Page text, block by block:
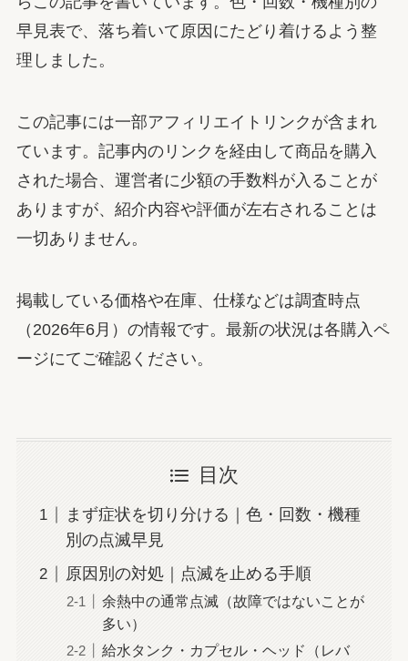
早見表で、落ち着いて原因にたどり着けるよう整
理しました。
この記事には一部アフィリエイトリンクが含まれ
ています。記事内のリンクを経由して商品を購入
された場合、運営者に少額の手数料が入ることが
ありますが、紹介内容や評価が左右されることは
一切ありません。
掲載している価格や在庫、仕様などは調査時点
（2026年6月）の情報です。最新の状況は各購入ペ
ージにてご確認ください。
目次
まず症状を切り分ける｜色・回数・機種
別の点滅早見
原因別の対処｜点滅を止める手順
余熱中の通常点滅（故障ではないことが
多い）
給水タンク・カプセル・ヘッド（レバ